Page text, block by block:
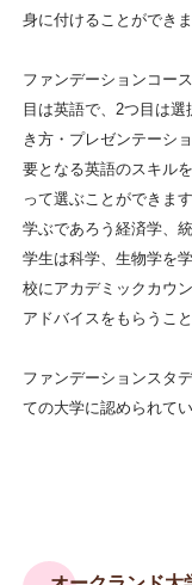
身に付けることができま
ファンデーションコー
目は英語で、2つ目は
き方・プレゼンテーシ
要となる英語のスキル
って選ぶことができま
学ぶであろう経済学、
学生は科学、生物学を
校にアカデミックカウ
アドバイスをもらうこ
ファンデーションスタ
ての大学に認められてい